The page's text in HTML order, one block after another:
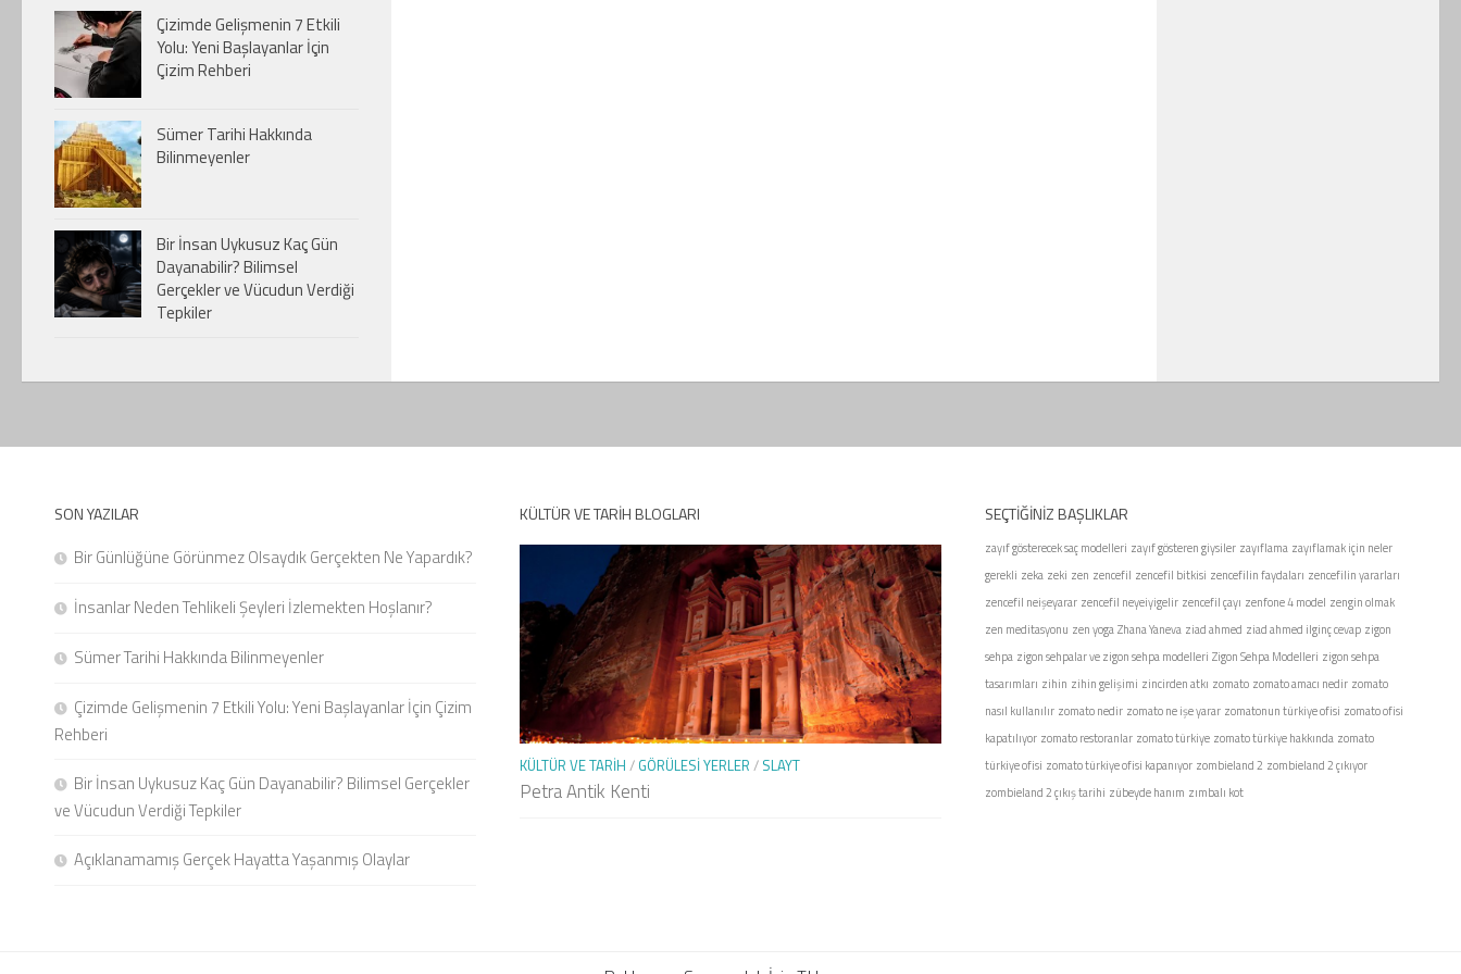
Çizimde Gelişmenin 7 Etkili
Yolu: Yeni Başlayanlar İçin
Çizim Rehberi
Sümer Tarihi Hakkında
Bilinmeyenler
Bir İnsan Uykusuz Kaç Gün
Dayanabilir? Bilimsel
Gerçekler ve Vücudun Verdiği
Tepkiler
SON YAZILAR
Bir Günlüğüne Görünmez Olsaydık Gerçekten Ne Yapardık?
İnsanlar Neden Tehlikeli Şeyleri İzlemekten Hoşlanır?
Sümer Tarihi Hakkında Bilinmeyenler
Çizimde Gelişmenin 7 Etkili Yolu: Yeni Başlayanlar İçin Çizim
Rehberi
Bir İnsan Uykusuz Kaç Gün Dayanabilir? Bilimsel Gerçekler
ve Vücudun Verdiği Tepkiler
Açıklanamamış Gerçek Hayatta Yaşanmış Olaylar
KÜLTÜR VE TARIH BLOGLARI
KÜLTÜR VE TARIH / GÖRÜLESI YERLER / SLAYT
Petra Antik Kenti
SEÇTIĞINIZ BAŞLIKLAR
zayıf gösterecek saç modelleri zayıf gösteren giysiler zayıflama zayıflamak için neler
gerekli zeka zeki zen zencefil zencefil bitkisi zencefilin faydaları zencefilin yararları
zencefil neişeyarar zencefil neyeiyigelir zencefil çayı zenfone 4 model zengin olmak
zen meditasyonu zen yogaZhana Yaneva ziad ahmed ziad ahmed ilginç cevap zigon
sehpa zigon sehpalar ve zigon sehpa modelleri Zigon Sehpa Modelleri zigon sehpa
tasarımları zihin zihin gelişimi zincirden atkı zomato zomato amacı nedir zomato
nasıl kullanılır zomato nedir zomato ne işe yarar zomatonun türkiye ofisi zomato ofisi
kapatılıyor zomato restoranlar zomato türkiye zomato türkiye hakkında zomato
türkiye ofisi zomato türkiye ofisi kapanıyor zombieland 2 zombieland 2 çıkıyor
zombieland 2 çıkış tarihi zübeyde hanım zımbalı kot